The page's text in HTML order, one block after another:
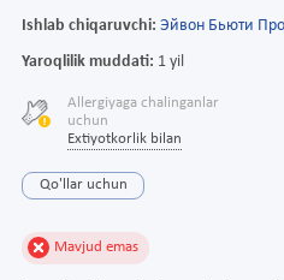
Ishlab chiqaruvchi: Эйвон Бьюти
Yaroqlilik muddati: 1 yil
Allergiyaga chalinganlar
uchun
Extiyotkorlik bilan
Qo'llar uchun
Mavjud emas